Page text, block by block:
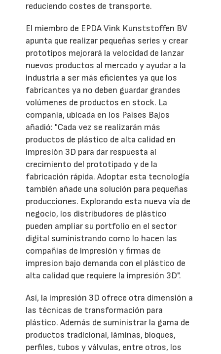
reduciendo costes de transporte.
El miembro de EPDA Vink Kunststoffen BV
apunta que realizar pequeñas series y crear
prototipos mejorará la velocidad de lanzar
nuevos productos al mercado y ayudar a la
industria a ser más eficientes ya que los
fabricantes ya no deben guardar grandes
volúmenes de productos en stock. La
companía, ubicada en los Países Bajos
añadió: "Cada vez se realizarán más
productos de plástico de alta calidad en
impresión 3D para dar respuesta al
crecimiento del prototipado y de la
fabricación rápida. Adoptar esta tecnología
también añade una solución para pequeñas
producciones. Explorando esta nueva vía de
negocio, los distribudores de plástico
pueden ampliar su portfolio en el sector
digital suministrando como lo hacen las
compañías de impresión y firmas de
impresion bajo demanda con el plástico de
alta calidad que requiere la impresión 3D".
Así, la impresión 3D ofrece otra dimensión a
las técnicas de transformación para
plástico. Además de suministrar la gama de
productos tradicional, láminas, bloques,
perfiles, tubos y válvulas, entre otros, los